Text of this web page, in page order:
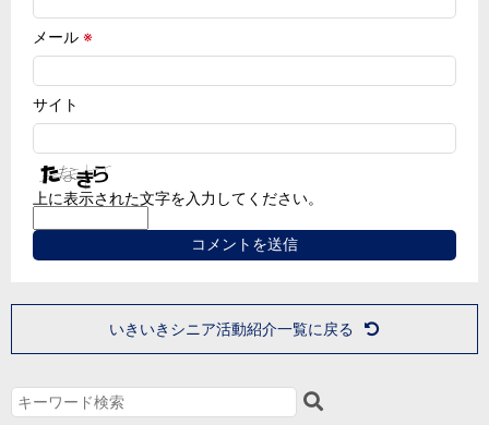
メール ※
サイト
上に表示された文字を入力してください。
いきいきシニア活動紹介一覧に戻る